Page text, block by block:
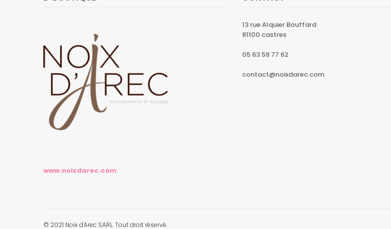
www.noixdarec.com
13 rue Alquier Bouffard
81100 castres
05 63 59 77 62
contact@noixdarec.com
© 2021 Noix d'Arec SARL. Tout droit réservé.